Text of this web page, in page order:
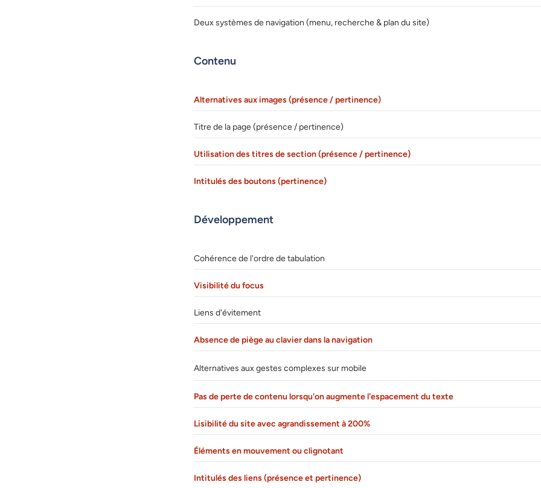
Deux systèmes de navigation (menu, recherche & plan du site)
Contenu
Alternatives aux images (présence / pertinence)
Titre de la page (présence / pertinence)
Utilisation des titres de section (présence / pertinence)
Intitulés des boutons (pertinence)
Développement
Cohérence de l'ordre de tabulation
Visibilité du focus
Liens d'évitement
Absence de piège au clavier dans la navigation
Alternatives aux gestes complexes sur mobile
Pas de perte de contenu lorsqu'on augmente l'espacement du texte
Lisibilité du site avec agrandissement à 200%
Éléments en mouvement ou clignotant
Intitulés des liens (présence et pertinence)